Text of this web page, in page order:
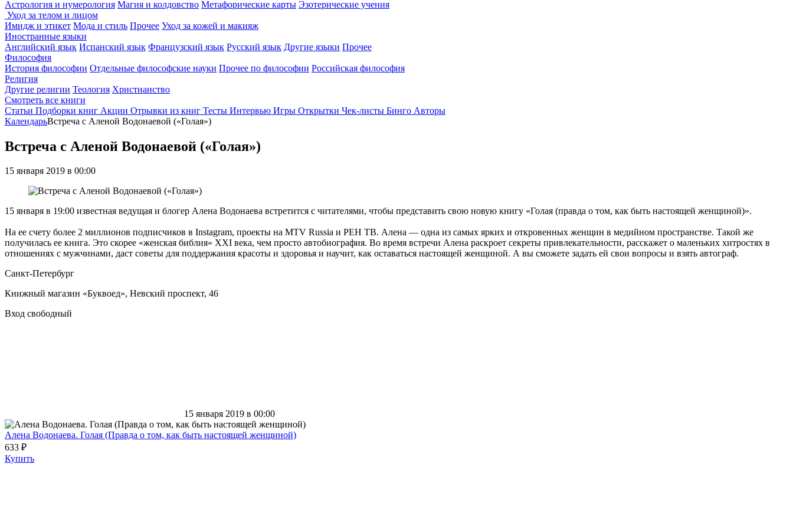
Астрология и нумерология Магия и колдовство Метафорические карты Эзотерические учения
Уход за телом и лицом
Имидж и этикет Мода и стиль Прочее Уход за кожей и макияж
Иностранные языки
Английский язык Испанский язык Французский язык Русский язык Другие языки Прочее
Философия
История философии Отдельные философские науки Прочее по философии Российская философия
Религия
Другие религии Теология Христианство
Смотреть все книги
Статьи Подборки книг Акции Отрывки из книг Тесты Интервью Игры Открытки Чек-листы Бинго Авторы
КалендарьВстреча с Аленой Водонаевой («Голая»)
Встреча с Аленой Водонаевой («Голая»)
15 января 2019 в 00:00
15 января в 19:00 известная ведущая и блогер Алена Водонаева встретится с читателями, чтобы представить свою новую книгу «Голая (правда о том, как быть настоящей женщиной)».
На ее счету более 2 миллионов подписчиков в Instagram, проекты на MTV Russia и РЕН ТВ. Алена — одна из самых ярких и откровенных женщин в медийном пространстве. Такой же
получилась ее книга. Это скорее «женская библия» XXI века, чем просто автобиография. Во время встречи Алена раскроет секреты привлекательности, расскажет о маленьких хитростях в
отношениях с мужчинами, даст советы для поддержания красоты и здоровья и научит, как оставаться настоящей женщиной. А вы сможете задать ей свои вопросы и взять автограф.
Санкт-Петербург
Книжный магазин «Буквоед», Невский проспект, 46
Вход свободный
15 января 2019 в 00:00
Алена Водонаева. Голая (Правда о том, как быть настоящей женщиной)
633 ₽
Купить